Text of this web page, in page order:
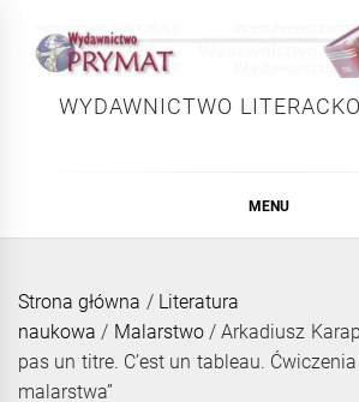
content
WYDAWNICTWO
MENU
Strona główna / Literatura
naukowa / Malarstwo/ Arkadiusz
pas un titre. C’est un tableau.
malarstwa”